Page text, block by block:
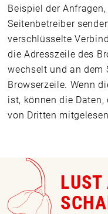
Beispiel der
Seitenbetreiber
verschlüsselte
die Adresszeile des
wechselt und an dem
Browserzeile. Wenn
ist, können die
von Dritten
LUST